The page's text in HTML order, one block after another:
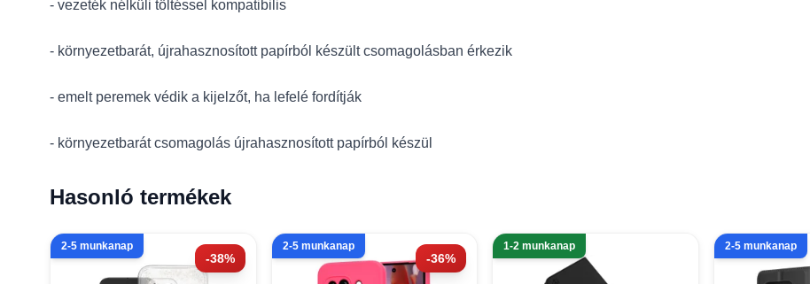
- vezeték nélküli töltéssel kompatibilis
- környezetbarát, újrahasznosított papírból készült csomagolásban érkezik
- emelt peremek védik a kijelzőt, ha lefelé fordítják
- környezetbarát csomagolás újrahasznosított papírból készül
Hasonló termékek
-38%
2-5 munkanap
-36%
2-5 munkanap 1-2 munkanap 2-5 munkanap